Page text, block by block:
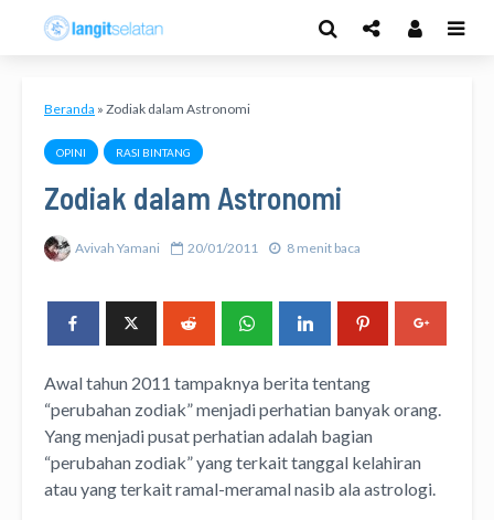
Beranda » Zodiak dalam Astronomi
OPINI RASI BINTANG
Zodiak dalam Astronomi
Avivah Yamani 20/01/2011 8 menit baca
Awal tahun 2011 tampaknya berita tentang
“perubahan zodiak” menjadi perhatian banyak orang.
Yang menjadi pusat perhatian adalah bagian
“perubahan zodiak” yang terkait tanggal kelahiran
atau yang terkait ramal-meramal nasib ala astrologi.